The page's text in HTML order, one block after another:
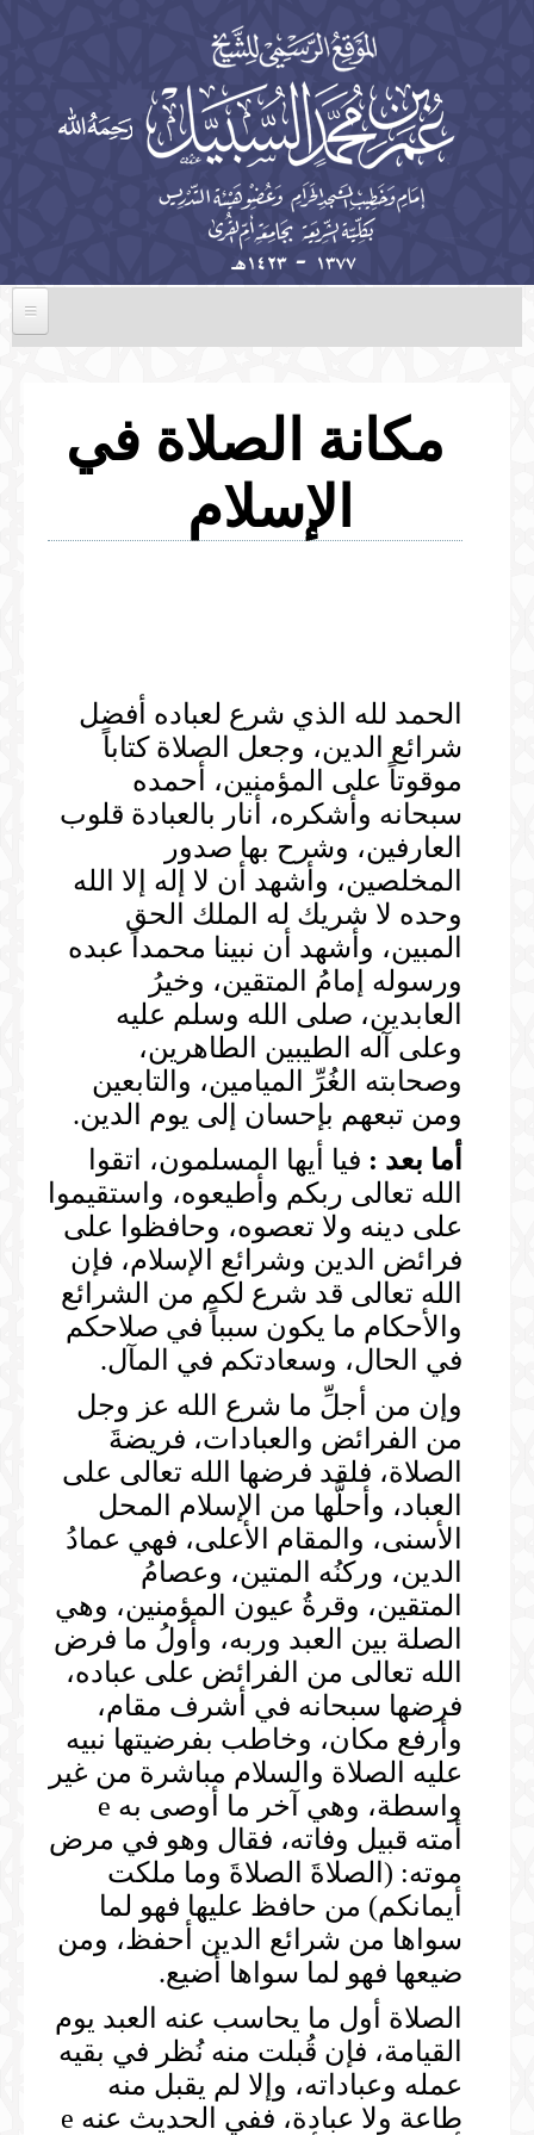
الدروس
مكانة الصلاة في
الإسلام
الحمد لله الذي شرع لعباده أفضل
شرائع الدين، وجعل الصلاة كتاباً
موقوتاً على المؤمنين، أحمده
سبحانه وأشكره، أنار بالعبادة قلوب
العارفين، وشرح بها صدور
المخلصين، وأشهد أن لا إله إلا الله
وحده لا شريك له الملك الحق
المبين، وأشهد أن نبينا محمداً عبده
ورسوله إمامُ المتقين، وخيرُ
العابدين، صلى الله وسلم عليه
وعلى آله الطيبين الطاهرين،
وصحابته الغُرِّ الميامين، والتابعين
ومن تبعهم بإحسان إلى يوم الدين.
أما بعد : فيا أيها المسلمون، اتقوا
الله تعالى ربكم وأطيعوه، واستقيموا
على دينه ولا تعصوه، وحافظوا على
فرائض الدين وشرائع الإسلام، فإن
الله تعالى قد شرع لكم من الشرائع
والأحكام ما يكون سبباً في صلاحكم
في الحال، وسعادتكم في المآل.
وإن من أجلِّ ما شرع الله عز وجل
من الفرائض والعبادات، فريضةَ
الصلاة، فلقد فرضها الله تعالى على
العباد، وأحلَّها من الإسلام المحل
الأسنى، والمقام الأعلى، فهي عمادُ
الدين، وركنُه المتين، وعصامُ
المتقين، وقرةُ عيون المؤمنين، وهي
الصلة بين العبد وربه، وأولُ ما فرض
الله تعالى من الفرائض على عباده،
فرضها سبحانه في أشرف مقام،
وأرفع مكان، وخاطب بفرضيتها نبيه
عليه الصلاة والسلام مباشرة من غير
واسطة، وهي آخر ما أوصى به e
أمته قبيل وفاته، فقال وهو في مرض
موته: (الصلاةَ الصلاةَ وما ملكت
أيمانكم) من حافظ عليها فهو لما
سواها من شرائع الدين أحفظ، ومن
ضيعها فهو لما سواها أضيع.
الصلاة أول ما يحاسب عنه العبد يوم
القيامة، فإن قُبلت منه نُظر في بقيه
عمله وعباداته، وإلا لم يقبل منه
طاعة ولا عبادة، ففي الحديث عنه e